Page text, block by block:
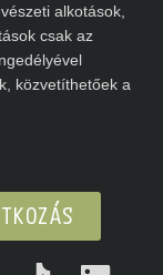
alkotások,
csak az
közvetíthetőek a